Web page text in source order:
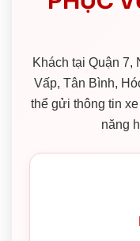
Khách tại Quận 7,
Vấp, Tân Bình,
thể gửi thông tin
năng